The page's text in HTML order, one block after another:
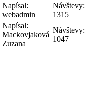
Napísal:
webadmin
Návštevy:
1315
Napísal:
Mackovjaková
Zuzana
Návštevy:
1047